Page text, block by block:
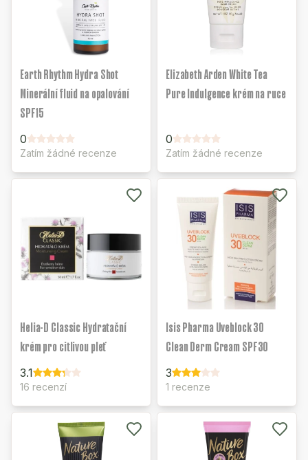
Earth Rhythm Hydra Shot
Minerální fluid na opalování
SPF15
0
Zatím žádné recenze
Elizabeth Arden White Tea
Pure Indulgence krém na ruce
0
Zatím žádné recenze
Helia-D Classic Hydratační
krém pro citlivou pleť
3.1
16 recenzí
Isis Pharma Uveblock 30
Clean Derm Cream SPF30
3
1 recenze